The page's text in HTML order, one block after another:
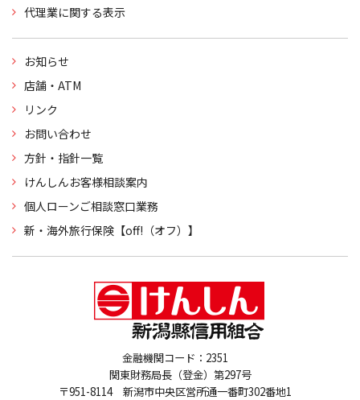
代理業に関する表示
お知らせ
店舗・ATM
リンク
お問い合わせ
方針・指針一覧
けんしんお客様相談案内
個人ローンご相談窓口業務
新・海外旅行保険【off!（オフ）】
金融機関コード：2351
関東財務局長（登金）第297号
〒951-8114 新潟市中央区営所通一番町302番地1